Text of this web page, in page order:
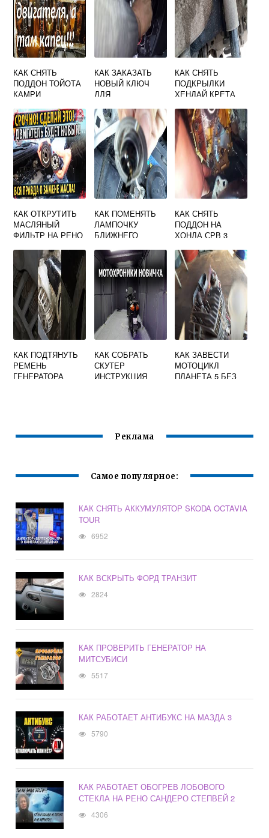
КАК СНЯТЬ
ПОДДОН ТОЙОТА
КАМРИ
КАК ЗАКАЗАТЬ
НОВЫЙ КЛЮЧ
ДЛЯ
ФОРД ФОКУС 2
КАК СНЯТЬ
ПОДКРЫЛКИ
ХЕНДАЙ КРЕТА
КАК ОТКРУТИТЬ
МАСЛЯНЫЙ
ФИЛЬТР НА РЕНО
КАК ПОМЕНЯТЬ
ЛАМПОЧКУ
БЛИЖНЕГО
МОДУС
КАК СНЯТЬ
ПОДДОН НА
ХОНДА СРВ 3
КАК ПОДТЯНУТЬ
РЕМЕНЬ
ГЕНЕРАТОРА
КАК СОБРАТЬ
СКУТЕР
ИНСТРУКЦИЯ
КАК ЗАВЕСТИ
МОТОЦИКЛ
ПЛАНЕТА 5 БЕЗ
Реклама
Самое популярное:
КАК СНЯТЬ АККУМУЛЯТОР SKODA OCTAVIA
TOUR
6952
КАК ВСКРЫТЬ ФОРД ТРАНЗИТ
2824
КАК ПРОВЕРИТЬ ГЕНЕРАТОР НА
МИТСУБИСИ
5517
КАК РАБОТАЕТ АНТИБУКС НА МАЗДА 3
5790
КАК РАБОТАЕТ ОБОГРЕВ ЛОБОВОГО
СТЕКЛА НА РЕНО САНДЕРО СТЕПВЕЙ 2
4306